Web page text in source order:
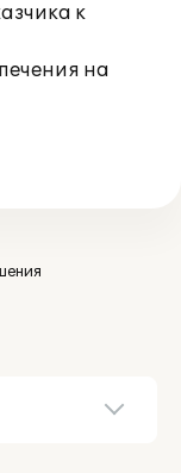
к
на